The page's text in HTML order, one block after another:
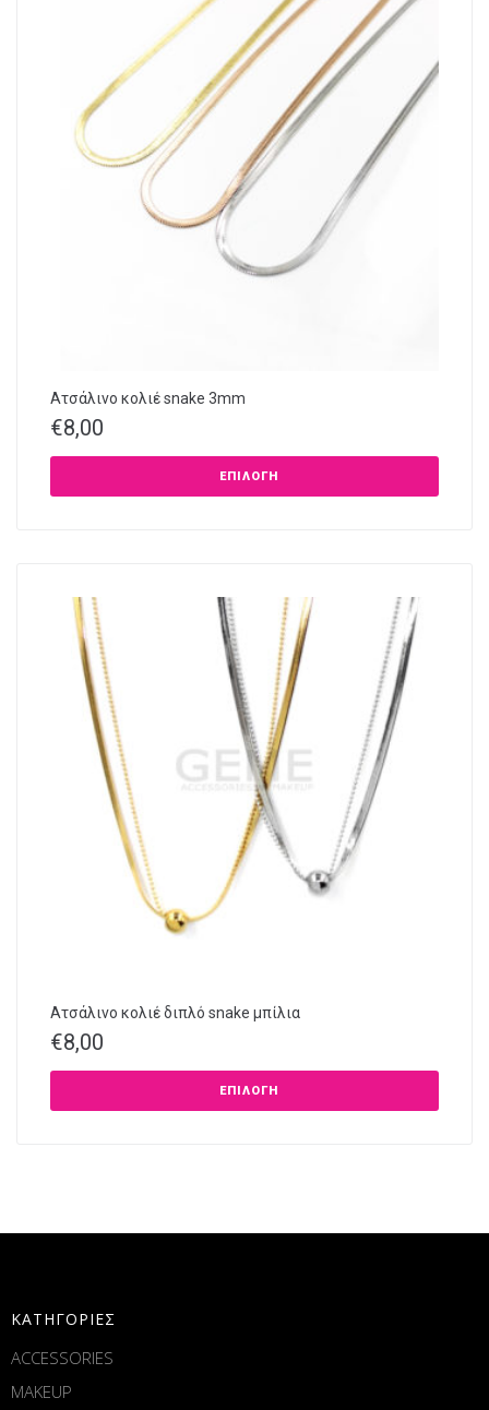
Ατσάλινο κολιέ snake 3mm
€8,00
ΕΠΙΛΟΓΉ
Ατσάλινο κολιέ διπλό snake μπίλια
€8,00
ΕΠΙΛΟΓΉ
ΚΑΤΗΓΟΡΙΕΣ
ACCESSORIES
MAKEUP